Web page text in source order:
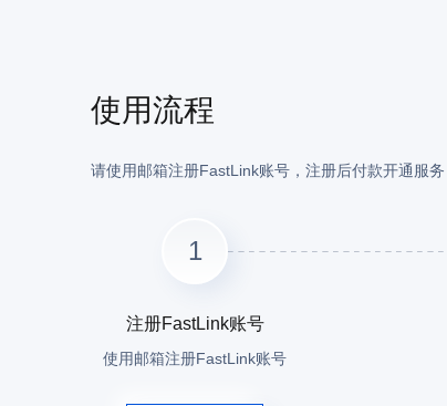
使用流程
请使用邮箱注册FastLink账号，注册后付款开通服
1
注册FastLink账号
使用邮箱注册FastLink账号